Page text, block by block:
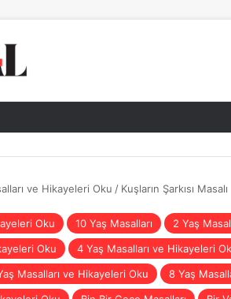
ve Hikayeleri Oku / Kuşların Şarkısı Masalı
Oku 10 Yaş Masalları
2 Yaş
Oku
4 Yaş Masalları ve Hikayeleri
Masalları ve Hikayeleri Oku 8 Yaş